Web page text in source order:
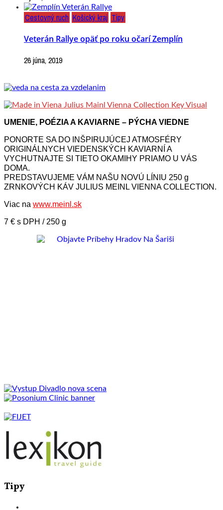
Cestovný ruch Košický kraj Tipy
Veterán Rallye opäť po roku očarí Zemplín
26 júna, 2019
UMENIE, POÉZIA A KAVIARNE – PÝCHA VIEDNE
PONORTE SA DO INŠPIRUJÚCEJ ATMOSFÉRY
ORIGINÁLNYCH VIEDENSKÝCH KAVIARNÍ A
VYCHUTNAJTE SI TIETO OKAMIHY PRIAMO U VÁS
DOMA.
PREDSTAVUJEME VÁM NAŠU NOVÚ LÍNIU 250 g
ZRNKOVÝCH KÁV JULIUS MEINL VIENNA COLLECTION.
Viac na www.meinl.sk
7 € s DPH / 250 g
Tipy